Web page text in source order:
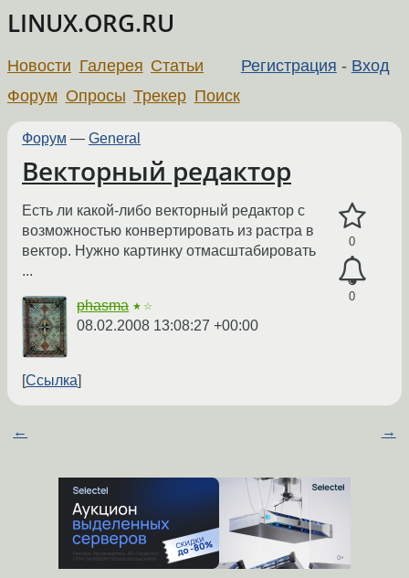
LINUX.ORG.RU
Регистрация - Вход
Новости Галерея Статьи
Форум Опросы Трекер Поиск
Форум — General
Векторный редактор
0
0
Есть ли какой-либо векторный редактор с
возможностью конвертировать из растра в
вектор. Нужно картинку отмасштабировать
...
phasma ★☆
08.02.2008 13:08:27 +00:00
Ссылка
← →